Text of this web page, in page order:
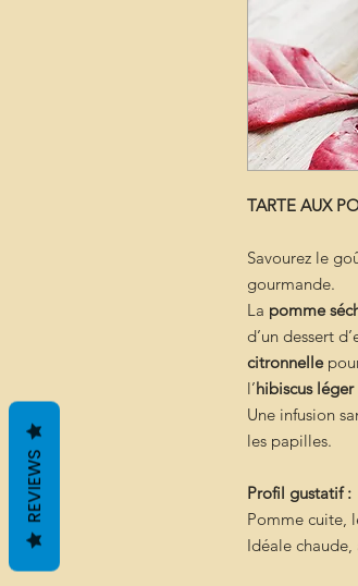
TARTE AUX
Savourez le
gourmande.
La pomme
d’un dessert
citronnelle
l’hibiscus léger
Une infusion
les papilles.
Profil gustatif :
Pomme cuite,
Idéale
REVIEWS